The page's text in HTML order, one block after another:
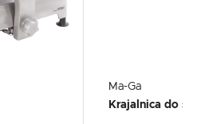
Ma-Ga
Krajalnica do